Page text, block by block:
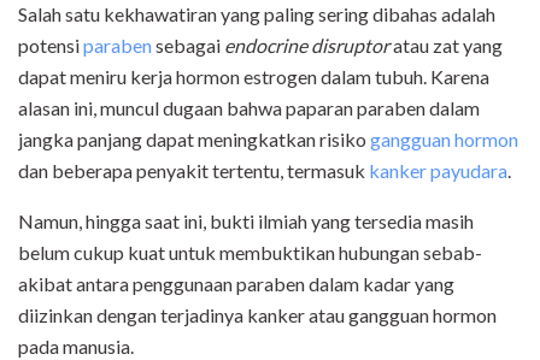
Salah satu kekhawatiran yang paling sering dibahas adalah
potensiparabensebagai endocrine disruptoratau zat yang
dapat meniru kerja hormon estrogen dalam tubuh. Karena
alasan ini, muncul dugaan bahwa paparan paraben dalam
jangka panjang dapat meningkatkan risiko gangguan hormon
dan beberapa penyakit tertentu, termasuk kanker payudara.
Namun, hingga saat ini, bukti ilmiah yang tersedia masih
belum cukup kuat untuk membuktikan hubungan sebab-
akibat antara penggunaan paraben dalam kadar yang
diizinkan dengan terjadinya kanker atau gangguan hormon
pada manusia.